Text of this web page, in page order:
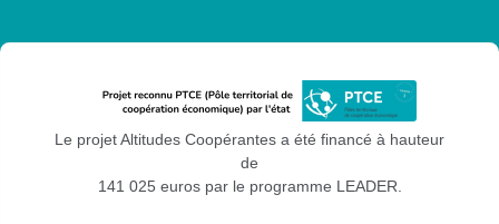
Le projet Altitudes Coopérantes a été financé à hauteur
de
141 025 euros par le programme LEADER.